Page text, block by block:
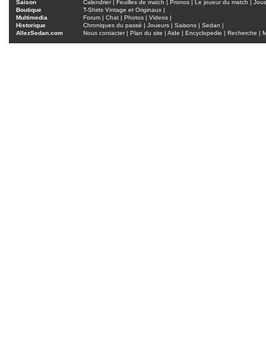
Saison Calendrier| Feuilles de match Pronos Le joueur du match
Boutique
T-Shirts Vintage et Originaux |
Multimedia
Forum | Chat | Photos | Videos |
Historique
Chroniques du passé | Joueurs | Saisons | Sedan |
AllezSedan.com
Nous contacter| Plan du site | Aide | Encyclopedie | Recherche |